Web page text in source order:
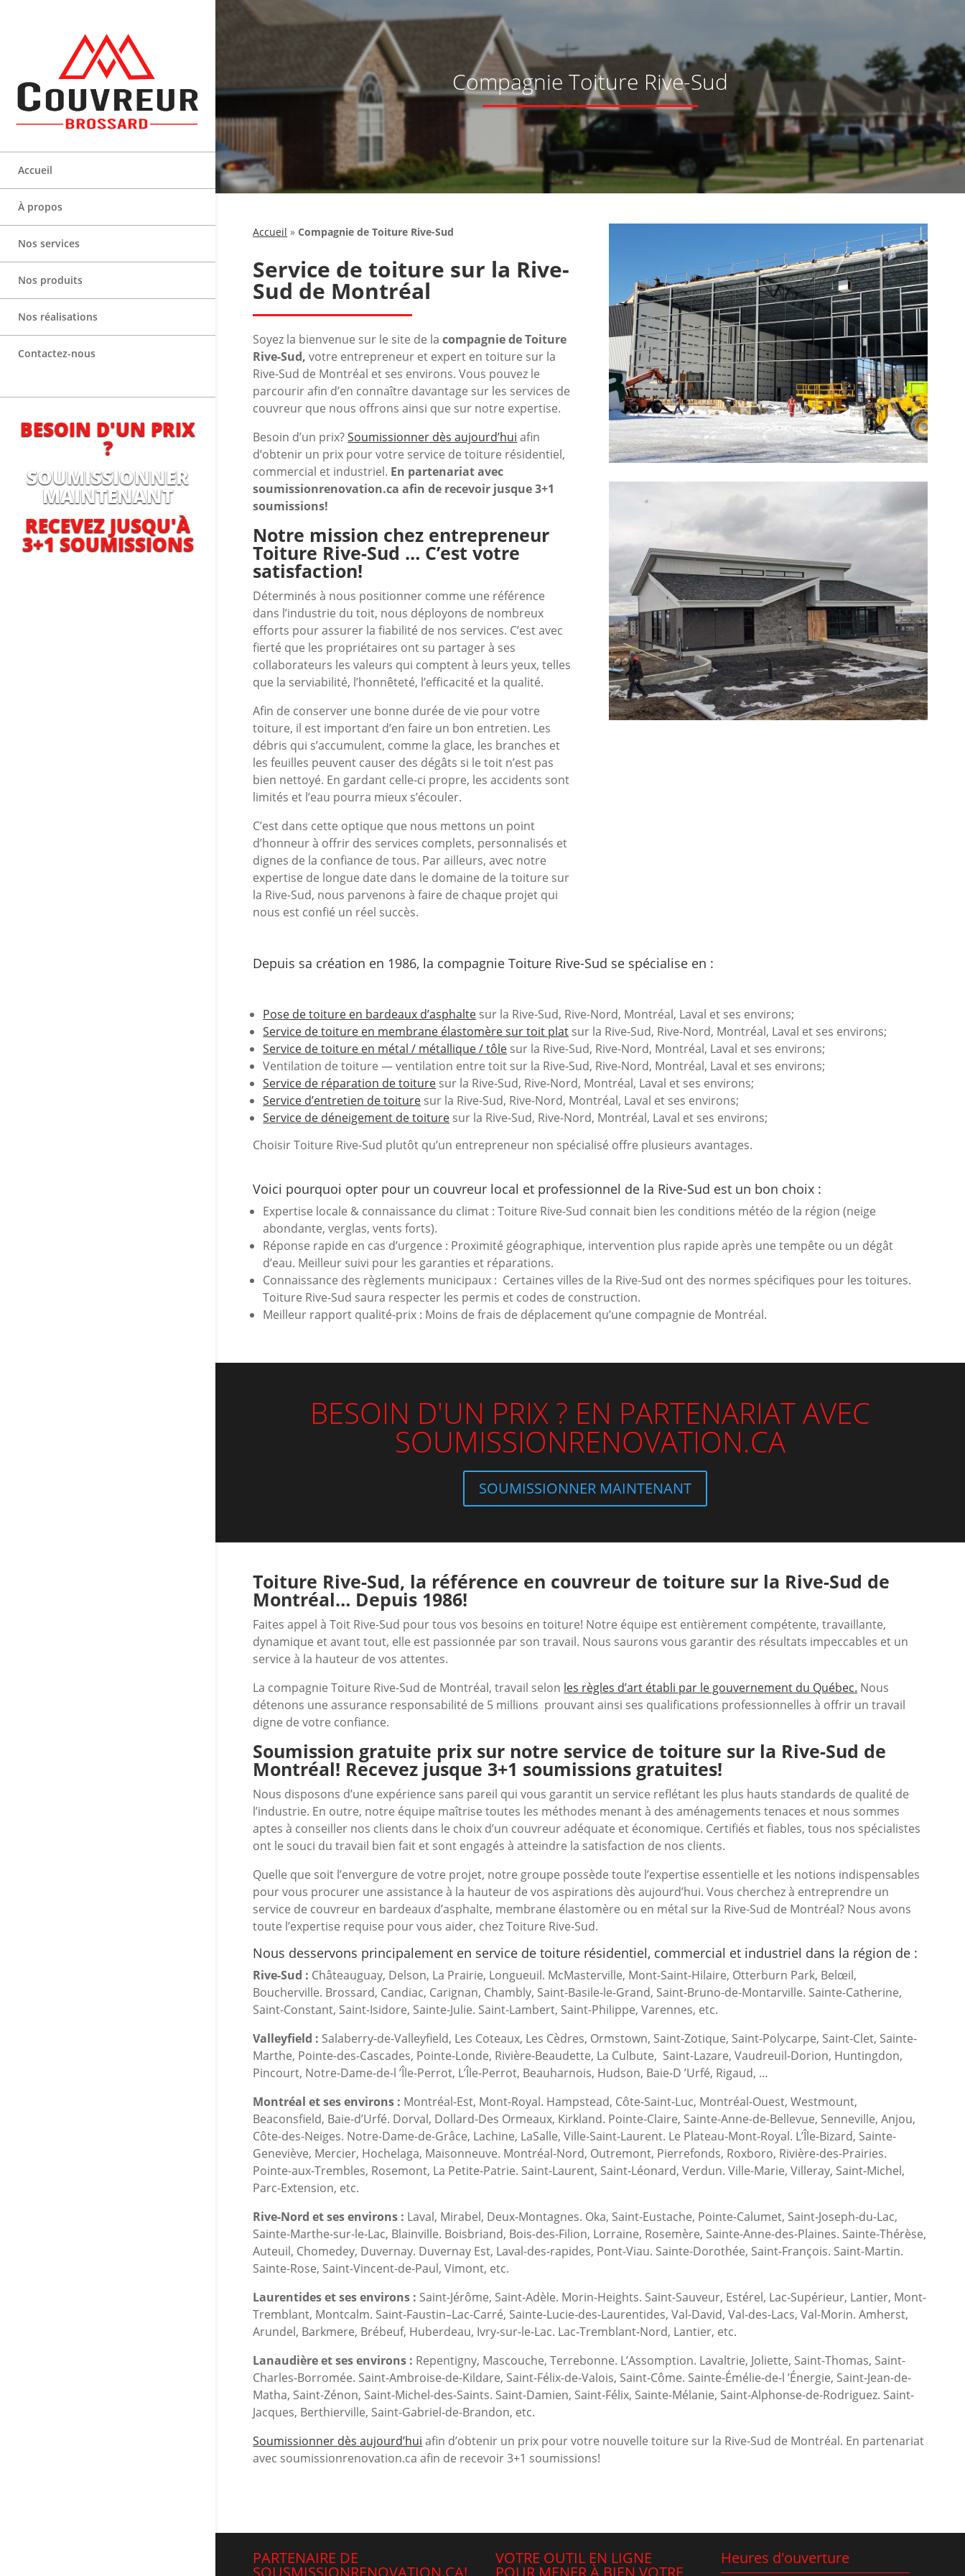
Accueil
À propos
Nos services
Nos produits
Nos réalisations
Contactez-nous
BESOIN D'UN PRIX
?
SOUMISSIONNER
MAINTENANT
RECEVEZ JUSQU'À
3+1 SOUMISSIONS
Compagnie Toiture Rive-Sud
Accueil »Compagnie de Toiture Rive-Sud
Service de toiture sur la Rive-
Sud de Montréal
Soyez la bienvenue sur le site de lacompagnie deToiture
Rive-Sud,votre entrepreneur et expert en toiture sur la
Rive-Sud de Montréal et ses environs. Vous pouvez le
parcourir afin d’en connaître davantage sur les services de
couvreur que nous offrons ainsi que sur notre expertise.
Besoin d’un prix?Soumissionner dès aujourd’hui afin
d’obtenir un prix pour votre service de toiture résidentiel,
commercial et industriel. En partenariat avec
soumissionrenovation.ca afin de recevoir jusque 3+1
soumissions!​
Notre mission chez entrepreneur
Toiture Rive-Sud … C’est votre
satisfaction!
Déterminés à nous positionner comme une référence
dans l’industrie du toit, nous déployons de nombreux
efforts pour assurer la fiabilité de nos services. C’est avec
fierté que les propriétaires ont su partager à ses
collaborateurs les valeurs qui comptent à leurs yeux, telles
que la serviabilité, l’honnêteté, l’efficacité et la qualité.
Afin de conserver une bonne durée de vie pour votre
toiture, il est important d’en faire un bon entretien. Les
débris qui s’accumulent, comme la glace, les branches et
les feuilles peuvent causer des dégâts si le toit n’est pas
bien nettoyé. En gardant celle-ci propre, les accidents sont
limités et l’eau pourra mieux s’écouler.
C’est dans cette optique que nous mettons un point
d’honneur à offrir des services complets, personnalisés et
dignes de la confiance de tous. Par ailleurs, avec notre
expertise de longue date dans le domaine de la toiture sur
la Rive-Sud, nous parvenons à faire de chaque projet qui
nous est confié un réel succès.
Depuis sa création en 1986, la compagnie Toiture Rive-Sud se spécialise en :
Pose de toiture en bardeaux d’asphalte sur la Rive-Sud, Rive-Nord, Montréal, Laval et ses environs;
Service de toiture en membrane élastomère sur toit plat sur la Rive-Sud, Rive-Nord, Montréal, Laval et ses environs;
Service de toiture en métal / métallique / tôle sur la Rive-Sud, Rive-Nord, Montréal, Laval et ses environs;
Ventilation de toiture — ventilation entre toit sur la Rive-Sud, Rive-Nord, Montréal, Laval et ses environs;
Service de réparation de toiture sur la Rive-Sud, Rive-Nord, Montréal, Laval et ses environs;
Service d’entretien de toiture sur la Rive-Sud, Rive-Nord, Montréal, Laval et ses environs;
Service de déneigement de toiture sur la Rive-Sud, Rive-Nord, Montréal, Laval et ses environs;
Choisir Toiture Rive-Sud plutôt qu’un entrepreneur non spécialisé offre plusieurs avantages.
Voici pourquoi opter pour un couvreur local et professionnel de la Rive-Sud est un bon choix :
Expertise locale & connaissance du climat : Toiture Rive-Sud connait bien les conditions météo de la région (neige
abondante, verglas, vents forts).
Réponse rapide en cas d’urgence : Proximité géographique, intervention plus rapide après une tempête ou un dégât
d’eau. Meilleur suivi pour les garanties et réparations.
Connaissance des règlements municipaux : Certaines villes de la Rive-Sud ont des normes spécifiques pour les toitures.
Toiture Rive-Sud saura respecter les permis et codes de construction.
Meilleur rapport qualité-prix : Moins de frais de déplacement qu’une compagnie de Montréal.
BESOIN D'UN PRIX ? EN PARTENARIAT AVEC
SOUMISSIONRENOVATION.CA
SOUMISSIONNER MAINTENANT
Toiture Rive-Sud, la référence en couvreur de toiture sur la Rive-Sud de
Montréal… Depuis 1986!
Faites appel à Toit Rive-Sud pour tous vos besoins en toiture! Notre équipe est entièrement compétente, travaillante,
dynamique et avant tout, elle est passionnée par son travail. Nous saurons vous garantir des résultats impeccables et un
service à la hauteur de vos attentes.
La compagnie Toiture Rive-Sud de Montréal, travail selon les règles d’art établi par le gouvernement du Québec. Nous
détenons une assurance responsabilité de 5 millions prouvant ainsi ses qualifications professionnelles à offrir un travail
digne de votre confiance.
Soumission gratuite prix sur notre service de toiture sur la Rive-Sud de
Montréal! Recevez jusque 3+1 soumissions gratuites!
Nous disposons d’une expérience sans pareil qui vous garantit un service reflétant les plus hauts standards de qualité de
l’industrie. En outre, notre équipe maîtrise toutes les méthodes menant à des aménagements tenaces et nous sommes
aptes à conseiller nos clients dans le choix d’un couvreur adéquate et économique. Certifiés et fiables, tous nos spécialistes
ont le souci du travail bien fait et sont engagés à atteindre la satisfaction de nos clients.
Quelle que soit l’envergure de votre projet, notre groupe possède toute l’expertise essentielle et les notions indispensables
pour vous procurer une assistance à la hauteur de vos aspirations dès aujourd’hui. Vous cherchez à entreprendre un
service de couvreur en bardeaux d’asphalte, membrane élastomère ou en métal sur la Rive-Sud de Montréal? Nous avons
toute l’expertise requise pour vous aider, chez Toiture Rive-Sud.
Nous desservons principalement en service de toiture résidentiel, commercial et industriel dans la région de :
Rive-Sud : Châteauguay, Delson, La Prairie, Longueuil. McMasterville, Mont-Saint-Hilaire, Otterburn Park, Belœil,
Boucherville. Brossard, Candiac, Carignan, Chambly, Saint-Basile-le-Grand, Saint-Bruno-de-Montarville. Sainte-Catherine,
Saint-Constant, Saint-Isidore, Sainte-Julie. Saint-Lambert, Saint-Philippe, Varennes, etc.
Valleyfield : Salaberry-de-Valleyfield, Les Coteaux, Les Cèdres, Ormstown, Saint-Zotique, Saint-Polycarpe, Saint-Clet, Sainte-
Marthe, Pointe-des-Cascades, Pointe-Londe, Rivière-Beaudette, La Culbute, Saint-Lazare, Vaudreuil-Dorion, Huntingdon,
Pincourt, Notre-Dame-de-l ’Île-Perrot, L’Île-Perrot, Beauharnois, Hudson, Baie-D ’Urfé, Rigaud, …
Montréal et ses environs : Montréal-Est, Mont-Royal. Hampstead, Côte-Saint-Luc, Montréal-Ouest, Westmount,
Beaconsfield, Baie-d’Urfé. Dorval, Dollard-Des Ormeaux, Kirkland. Pointe-Claire, Sainte-Anne-de-Bellevue, Senneville, Anjou,
Côte-des-Neiges. Notre-Dame-de-Grâce, Lachine, LaSalle, Ville-Saint-Laurent. Le Plateau-Mont-Royal. L’Île-Bizard, Sainte-
Geneviève, Mercier, Hochelaga, Maisonneuve. Montréal-Nord, Outremont, Pierrefonds, Roxboro, Rivière-des-Prairies.
Pointe-aux-Trembles, Rosemont, La Petite-Patrie. Saint-Laurent, Saint-Léonard, Verdun. Ville-Marie, Villeray, Saint-Michel,
Parc-Extension, etc.
Rive-Nord et ses environs : Laval, Mirabel, Deux-Montagnes. Oka, Saint-Eustache, Pointe-Calumet, Saint-Joseph-du-Lac,
Sainte-Marthe-sur-le-Lac, Blainville. Boisbriand, Bois-des-Filion, Lorraine, Rosemère, Sainte-Anne-des-Plaines. Sainte-Thérèse,
Auteuil, Chomedey, Duvernay. Duvernay Est, Laval-des-rapides, Pont-Viau. Sainte-Dorothée, Saint-François. Saint-Martin.
Sainte-Rose, Saint-Vincent-de-Paul, Vimont, etc.
Laurentides et ses environs : Saint-Jérôme, Saint-Adèle. Morin-Heights. Saint-Sauveur, Estérel, Lac-Supérieur, Lantier, Mont-
Tremblant, Montcalm. Saint-Faustin–Lac-Carré, Sainte-Lucie-des-Laurentides, Val-David, Val-des-Lacs, Val-Morin. Amherst,
Arundel, Barkmere, Brébeuf, Huberdeau, Ivry-sur-le-Lac. Lac-Tremblant-Nord, Lantier, etc.
Lanaudière et ses environs : Repentigny, Mascouche, Terrebonne. L’Assomption. Lavaltrie, Joliette, Saint-Thomas, Saint-
Charles-Borromée. Saint-Ambroise-de-Kildare, Saint-Félix-de-Valois, Saint-Côme. Sainte-Émélie-de-l ’Énergie, Saint-Jean-de-
Matha, Saint-Zénon, Saint-Michel-des-Saints. Saint-Damien, Saint-Félix, Sainte-Mélanie, Saint-Alphonse-de-Rodriguez. Saint-
Jacques, Berthierville, Saint-Gabriel-de-Brandon, etc.
Soumissionner dès aujourd’hui afin d’obtenir un prix pour votre nouvelle toiture sur la Rive-Sud de Montréal. En partenariat
avec soumissionrenovation.ca afin de recevoir 3+1 soumissions!
PARTENAIRE DE
SOUSMISSIONRENOVATION.CA!
VOTRE OUTIL EN LIGNE
POUR MENER À BIEN VOTRE
Heures d'ouverture